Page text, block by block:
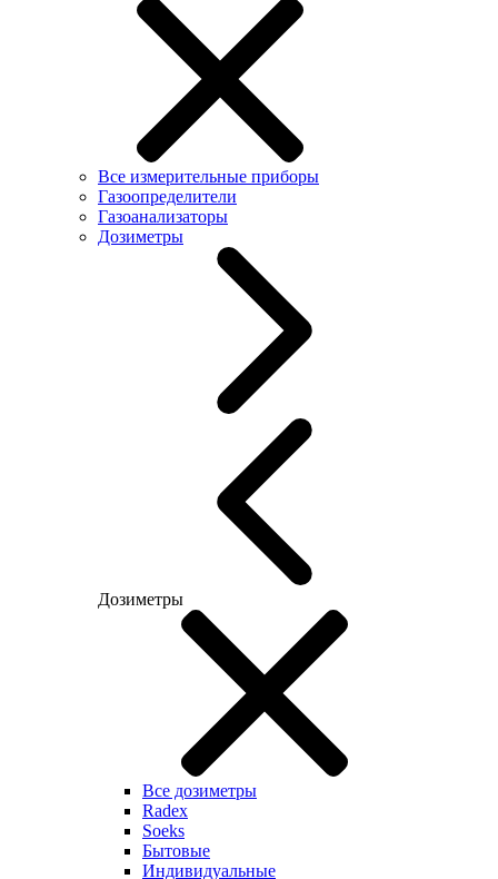
Все измерительные приборы
Газоопределители
Газоанализаторы
Дозиметры
Дозиметры
Все дозиметры
Radex
Soeks
Бытовые
Индивидуальные